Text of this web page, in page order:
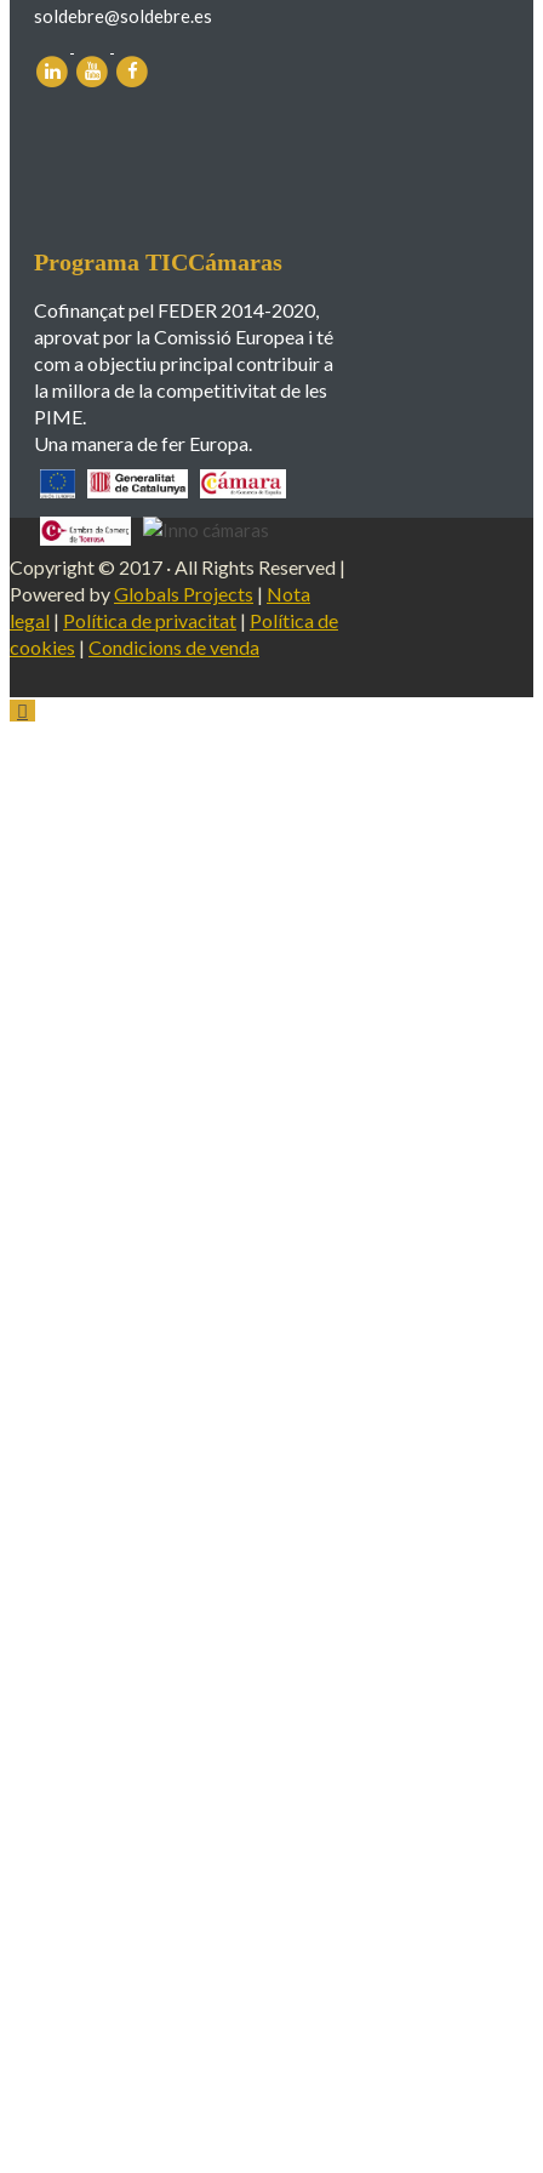
soldebre@soldebre.es
Programa TICCámaras
Cofinançat pel FEDER 2014-2020,
aprovat por la Comissió Europea i té
com a objectiu principal contribuir a
la millora de la competitivitat de les
PIME.
Una manera de fer Europa.
Copyright © 2017 · All Rights Reserved |
Powered byGlobals Projects | Nota
legal | Política de privacitat | Política de
cookies | Condicions de venda